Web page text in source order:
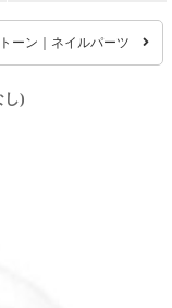
ーン｜ネイルパーツ
し)